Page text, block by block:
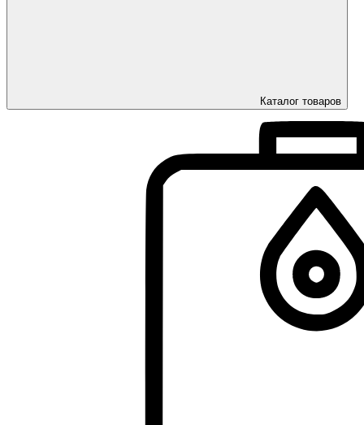
Каталог товаров